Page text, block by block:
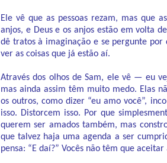
Ele vê que as pessoas rezam, mas que
anjos, e Deus e os anjos estão em volta
dê tratos à imaginação e se pergunte por
ver as coisas que já estão aí.
Através dos olhos de Sam, ele vê — eu
mas ainda assim têm muito medo. Elas
os outros, como dizer “eu amo você”,
isso. Distorcem isso. Por que
querem ser amados também, mas
que talvez haja uma agenda a ser
pensa: “E daí?” Vocês não têm que